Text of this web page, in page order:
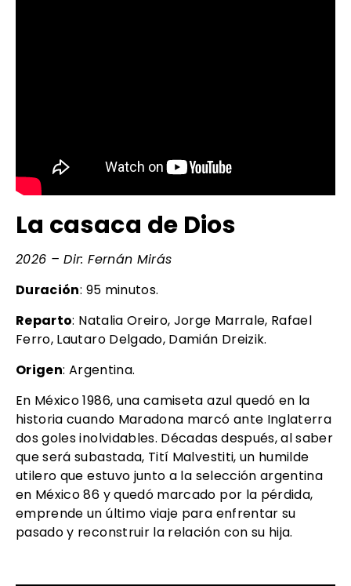
La casaca de Dios
2026 – Dir: Fernán Mirás
Duración: 95 minutos.
Reparto: Natalia Oreiro, Jorge Marrale, Rafael
Ferro, Lautaro Delgado, Damián Dreizik.
Origen: Argentina.
En México 1986, una camiseta azul quedó en la
historia cuando Maradona marcó ante Inglaterra
dos goles inolvidables. Décadas después, al saber
que será subastada, Tití Malvestiti, un humilde
utilero que estuvo junto a la selección argentina
en México 86 y quedó marcado por la pérdida,
emprende un último viaje para enfrentar su
pasado y reconstruir la relación con su hija.